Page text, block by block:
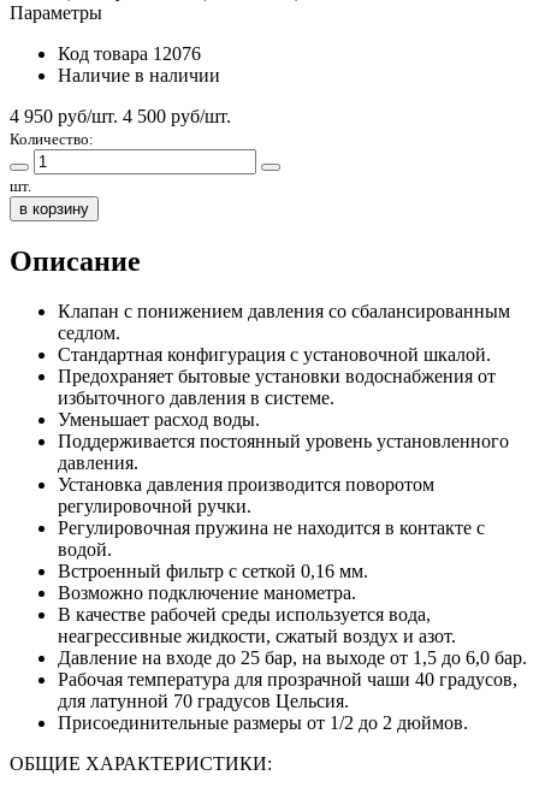
Параметры
Код товара 12076
Наличие в наличии
4 950 руб/шт. 4 500 руб/шт.
Количество:
шт.
в корзину
Описание
Клапан с понижением давления со сбалансированным
седлом.
Стандартная конфигурация с установочной шкалой.
Предохраняет бытовые установки водоснабжения от
избыточного давления в системе.
Уменьшает расход воды.
Поддерживается постоянный уровень установленного
давления.
Установка давления производится поворотом
регулировочной ручки.
Регулировочная пружина не находится в контакте с
водой.
Встроенный фильтр с сеткой 0,16 мм.
Возможно подключение манометра.
В качестве рабочей среды используется вода,
неагрессивные жидкости, сжатый воздух и азот.
Давление на входе до 25 бар, на выходе от 1,5 до 6,0 бар.
Рабочая температура для прозрачной чаши 40 градусов,
для латунной 70 градусов Цельсия.
Присоединительные размеры от 1/2 до 2 дюймов.
ОБЩИЕ ХАРАКТЕРИСТИКИ: